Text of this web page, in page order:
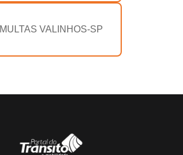
MULTAS VALINHOS-SP